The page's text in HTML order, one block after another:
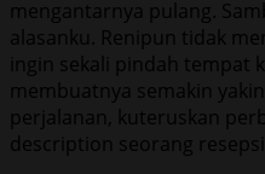
mengantarnya pulang.
alasanku. Renipun tidak
ingin sekali pindah tempat
membuatnya semakin
perjalanan, kuteruskan
description seorang